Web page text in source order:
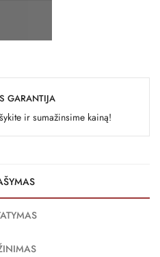
GARANTIJA
ir sumažinsime kainą!